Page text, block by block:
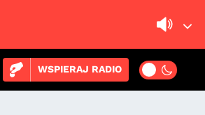
WSPIERAJ RADIO